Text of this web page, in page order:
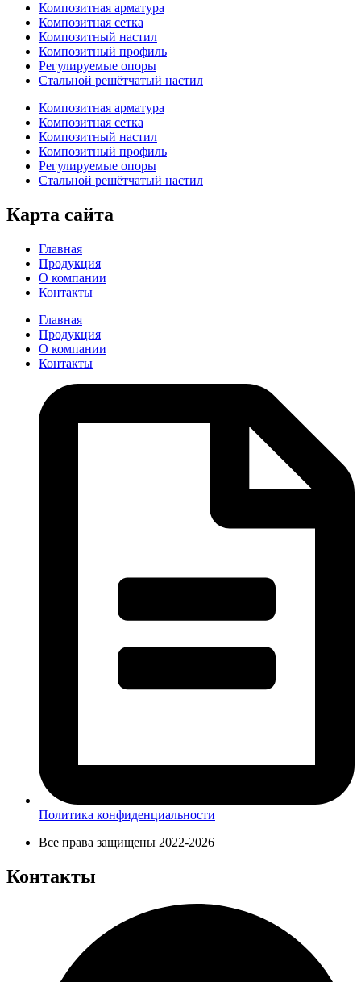
Композитная арматура
Композитная сетка
Композитный настил
Композитный профиль
Регулируемые опоры
Стальной решётчатый настил
Композитная арматура
Композитная сетка
Композитный настил
Композитный профиль
Регулируемые опоры
Стальной решётчатый настил
Карта сайта
Главная
Продукция
О компании
Контакты
Главная
Продукция
О компании
Контакты
Политика конфиденциальности
Все права защищены 2022-2026
Контакты